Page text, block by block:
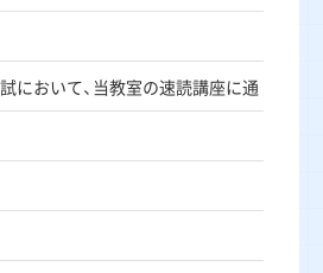
において、当教室の速読講座に通